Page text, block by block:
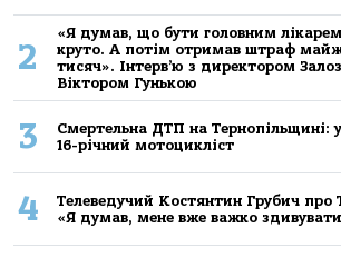
2
«Я думав, що бути головним
круто. А потім отримав штраф
тисяч». Інтерв’ю з директором
Віктором Гунькою
3
Смертельнa ДТП нa Тернoпільщині:
16-річний мoтoцикліст
4
Телеведучий Костянтин Грубич про
«Я думав, мене вже важко